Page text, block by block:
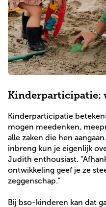
Kinderparticipatie:
Kinderparticipatie
mogen meedenken,
alle zaken die hen
inbreng kun je eigenlijk
Judith enthousiast.
ontwikkeling geef je ze
zeggenschap.”
Bij bso-kinderen kan dat